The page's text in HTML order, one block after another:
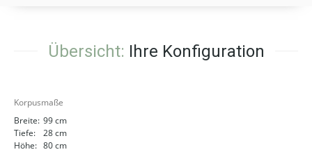
Übersicht: Ihre Konfiguration
Korpusmaße
Breite: 99 cm
Tiefe:
28 cm
Höhe: 80 cm